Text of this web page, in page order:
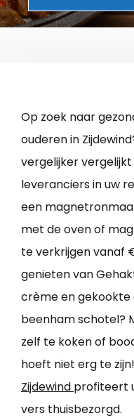
Op zoek naar
ouderen in
vergelijker
leveranciers in uw
een
met de oven of
te verkrijgen vanaf
genieten van
crème en
beenham schotel?
zelf te koken of
hoeft niet erg te
Zijdewind profiteert
vers thuisbezorgd.